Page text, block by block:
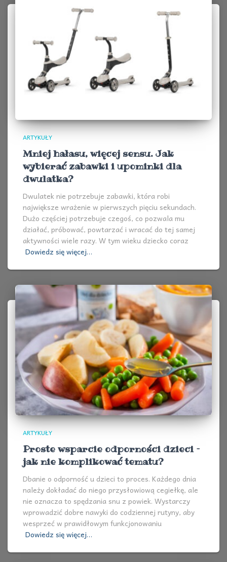
ARTYKUŁY
Mniej hałasu, więcej sensu. Jak
wybierać zabawki i upominki dla
dwulatka?
Dwulatek nie potrzebuje zabawki, która robi
największe wrażenie w pierwszych pięciu sekundach.
Dużo częściej potrzebuje czegoś, co pozwala mu
działać, próbować, powtarzać i wracać do tej samej
aktywności wiele razy. W tym wieku dziecko coraz
Dowiedz się więcej…
ARTYKUŁY
Proste wsparcie odporności dzieci –
jak nie komplikować tematu?
Dbanie o odporność u dzieci to proces. Każdego dnia
należy dokładać do niego przysłowiową cegiełkę, ale
nie oznacza to spędzania snu z powiek. Wystarczy
wprowadzić dobre nawyki do codziennej rutyny, aby
wesprzeć w prawidłowym funkcjonowaniu
Dowiedz się więcej…